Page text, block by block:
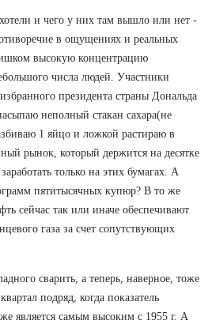
и чего у них там вышло или нет -
в ощущениях и реальных
высокую концентрацию
числа людей. Участники
президента страны Дональда
неполный стакан сахара(не
1 яйцо и ложкой растираю в
рынок, который держится на десятке
только на этих бумагах. А
пятитысячных купюр? В то же
сейчас так или иначе обеспечивают
газа за счет сопутствующих
сварить, а теперь, наверное, тоже
подряд, когда показатель
является самым высоким с 1955 г. А